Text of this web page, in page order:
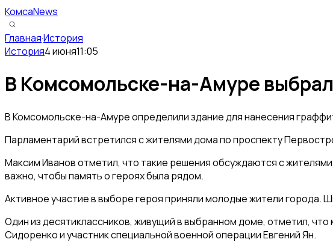
КомсаNews
Главная·История
История4 июня11:05
В Комсомольске-на-Амуре
В Комсомольске-на-Амуре определили здание для нанесения
Парламентарий встретился с жителями дома по проспекту
Максим Иванов отметил, что такие решения обсуждаются с
важно, чтобы память о героях была рядом.
Активное участие в выборе героя приняли молодые жители города.
Один из десятиклассников, живущий в выбранном доме, отметил,
Сидоренко и участник специальной военной операции Евгений Ян.